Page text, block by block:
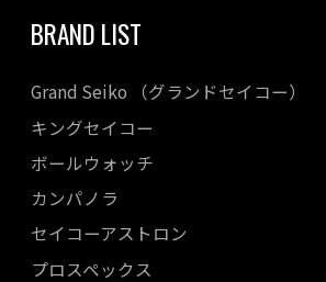
BRAND LIST
Grand Seiko （グランドセイコー）
キングセイコー
ボールウォッチ
カンパノラ
セイコーアストロン
プロスペックス